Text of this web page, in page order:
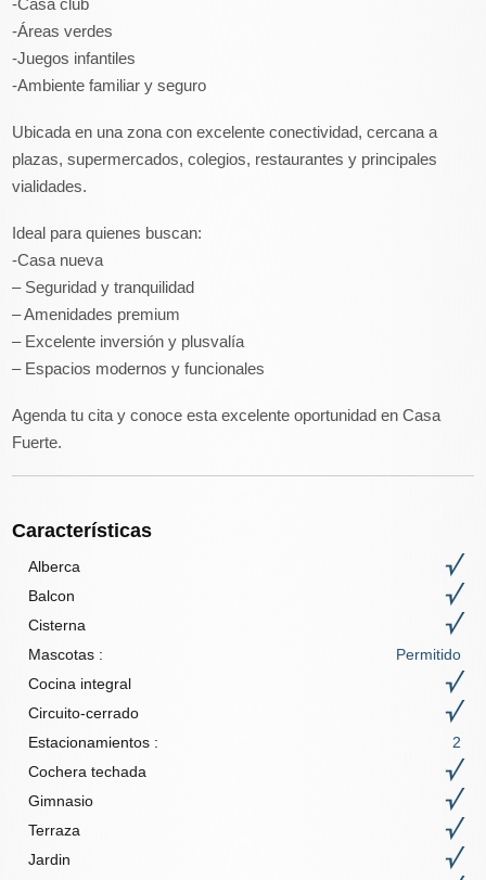
-Casa club
-Áreas verdes
-Juegos infantiles
-Ambiente familiar y seguro
Ubicada en una zona con excelente conectividad, cercana a
plazas, supermercados, colegios, restaurantes y principales
vialidades.
Ideal para quienes buscan:
-Casa nueva
– Seguridad y tranquilidad
– Amenidades premium
– Excelente inversión y plusvalía
– Espacios modernos y funcionales
Agenda tu cita y conoce esta excelente oportunidad en Casa
Fuerte.
Características
Alberca
Balcon
Cisterna
Mascotas :
Permitido
Cocina integral
Circuito-cerrado
Estacionamientos :
2
Cochera techada
Gimnasio
Terraza
Jardin